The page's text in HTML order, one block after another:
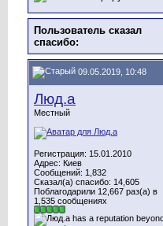
Пользователь сказал
cпасибо:
09.05.2019, 10:48
Люд.а
Местный
Регистрация: 15.01.2010
Адрес: Киев
Сообщений: 1,832
Сказал(а) спасибо: 14,605
Поблагодарили 12,667 раз(а) в
1,535 сообщениях